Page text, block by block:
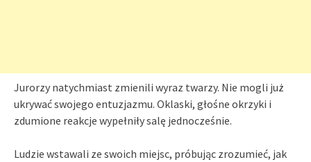
Jurorzy natychmiast zmienili wyraz twarzy. Nie mogli już
ukrywać swojego entuzjazmu. Oklaski, głośne okrzyki i
zdumione reakcje wypełniły salę jednocześnie.
Ludzie wstawali ze swoich miejsc, próbując zrozumieć, jak